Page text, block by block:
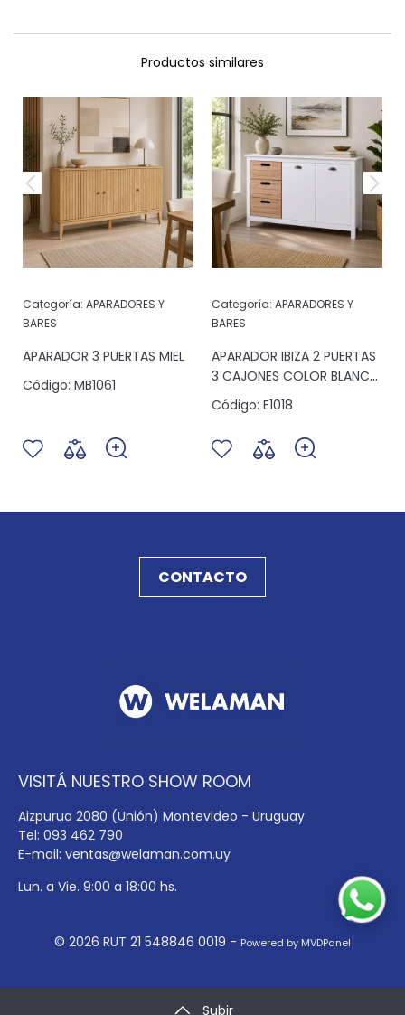
Productos similares
Categoría: APARADORES Y
BARES
APARADOR 3 PUERTAS MIEL
Código: MB1061
Categoría: APARADORES Y
BARES
APARADOR IBIZA 2 PUERTAS
3 CAJONES COLOR BLANCO
NOGAL
Código: E1018
CONTACTO
VISITÁ NUESTRO SHOW ROOM
Aizpurua 2080 (Unión) Montevideo - Uruguay
Tel: 093 462 790
E-mail: ventas@welaman.com.uy
Lun. a Vie. 9:00 a 18:00 hs.
© 2026 RUT 21 548846 0019 - Powered by MVDPanel
Subir